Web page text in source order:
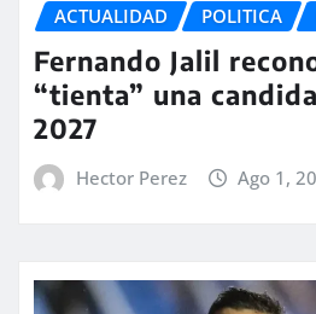
ACTUALIDAD POLITICA
Fernando Jalil
“tienta” una
2027
Hector Perez Ago 1,